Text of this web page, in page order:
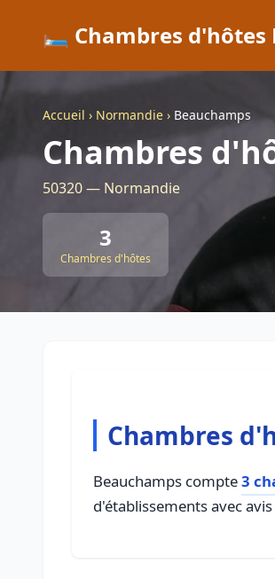
🛏️ Chambres d'hôtes
Accueil › Normandie › Beauchamps
Chambres
50320 — Normandie
3
Chambres d'hôtes
Chambres
Beauchamps compte3
d'établissements avec